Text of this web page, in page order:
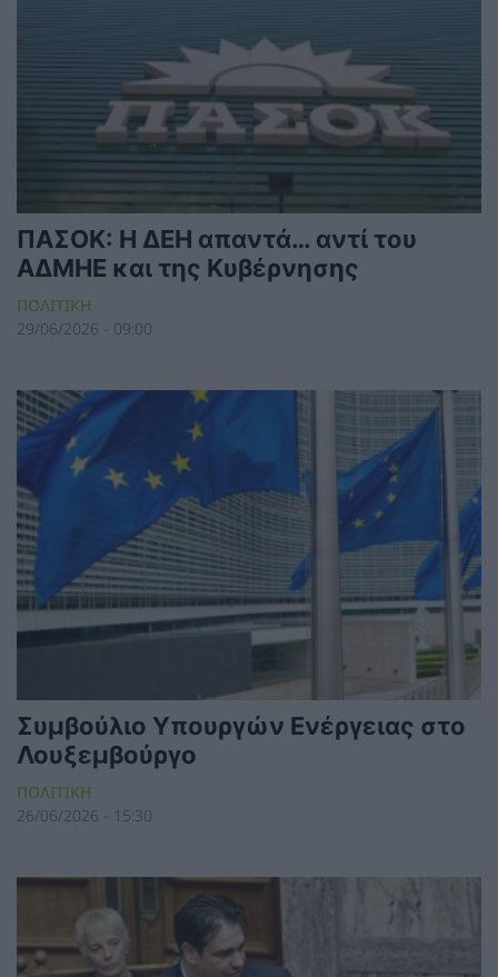
ΠΑΣΟΚ: Η ΔΕΗ απαντά… αντί του
ΑΔΜΗΕ και της Κυβέρνησης
ΠΟΛΙΤΙΚΗ
29/06/2026 - 09:00
Συμβούλιο Υπουργών Ενέργειας στο
Λουξεμβούργο
ΠΟΛΙΤΙΚΗ
26/06/2026 - 15:30